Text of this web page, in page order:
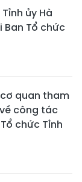
ủy Hà
Ban Tổ chức
quan tham
công tác
chức Tỉnh